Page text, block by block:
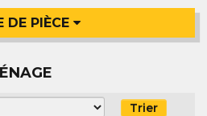
DE PIÈCE
Trier